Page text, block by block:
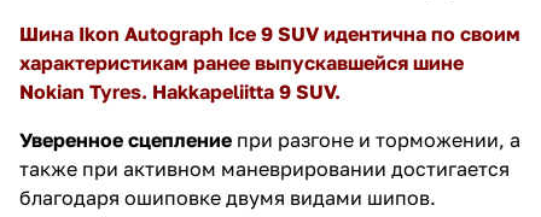
Шина Ikon Autograph Ice 9 SUV идентична по своим
характеристикам ранее выпускавшейся шине
Nokian Tyres. Hakkapeliitta 9 SUV.
Уверенное сцепление при разгоне и торможении, а
также при активном маневрировании достигается
благодаря ошиповке двумя видами шипов.